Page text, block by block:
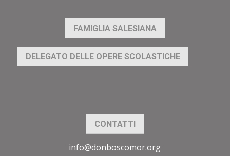
FAMIGLIA SALESIANA
DELEGATO DELLE OPERE SCOLASTICHE
CONTATTI
info@donboscomor.org